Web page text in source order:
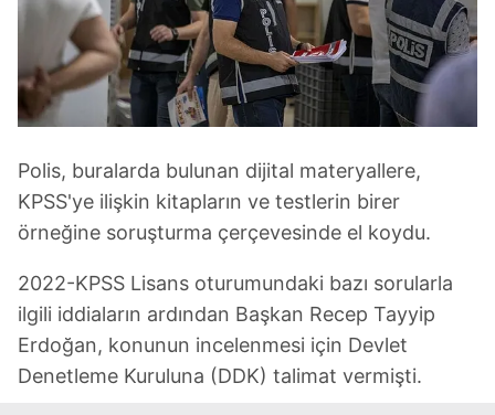
Polis, buralarda bulunan dijital materyallere,
KPSS'ye ilişkin kitapların ve testlerin birer
örneğine soruşturma çerçevesinde el koydu.
2022-KPSS Lisans oturumundaki bazı sorularla
ilgili iddiaların ardından Başkan Recep Tayyip
Erdoğan, konunun incelenmesi için Devlet
Denetleme Kuruluna (DDK) talimat vermişti.